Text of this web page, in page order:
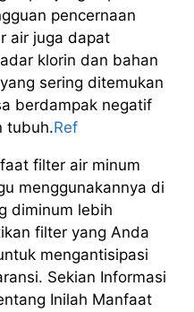
pencernaan
air juga dapat
klorin dan bahan
sering ditemukan
berdampak negatif
tubuh.Ref
filter air minum
menggunakannya di
diminum lebih
filter yang Anda
mengantisipasi
Sekian Informasi
Inilah Manfaat